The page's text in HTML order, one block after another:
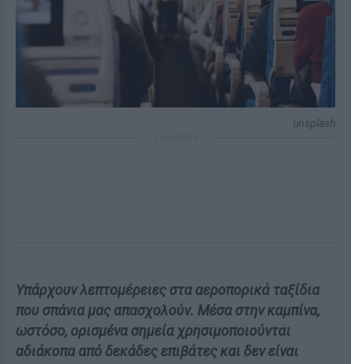
unsplash
Υπάρχουν λεπτομέρειες στα αεροπορικά ταξίδια
που σπάνια μας απασχολούν. Μέσα στην καμπίνα,
ωστόσο, ορισμένα σημεία χρησιμοποιούνται
αδιάκοπα από δεκάδες επιβάτες και δεν είναι